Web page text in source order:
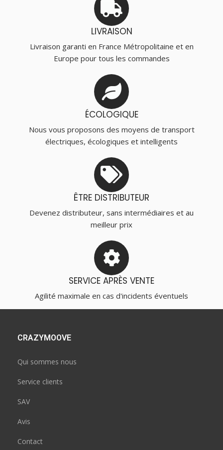
LIVRAISON
Livraison garanti en France Métropolitaine et en
Europe pour tous les commandes
ÉCOLOGIQUE
Nous vous proposons des moyens de transport
électriques, écologiques et intelligents
ÊTRE DISTRIBUTEUR
Devenez distributeur, sans intermédiaires et au
meilleur prix
SERVICE APRÈS VENTE
Agilité maximale en cas d'incidents éventuels
CRAZYMOOVE
Qui sommes nous
Service clients
SAV
Avis
Contact